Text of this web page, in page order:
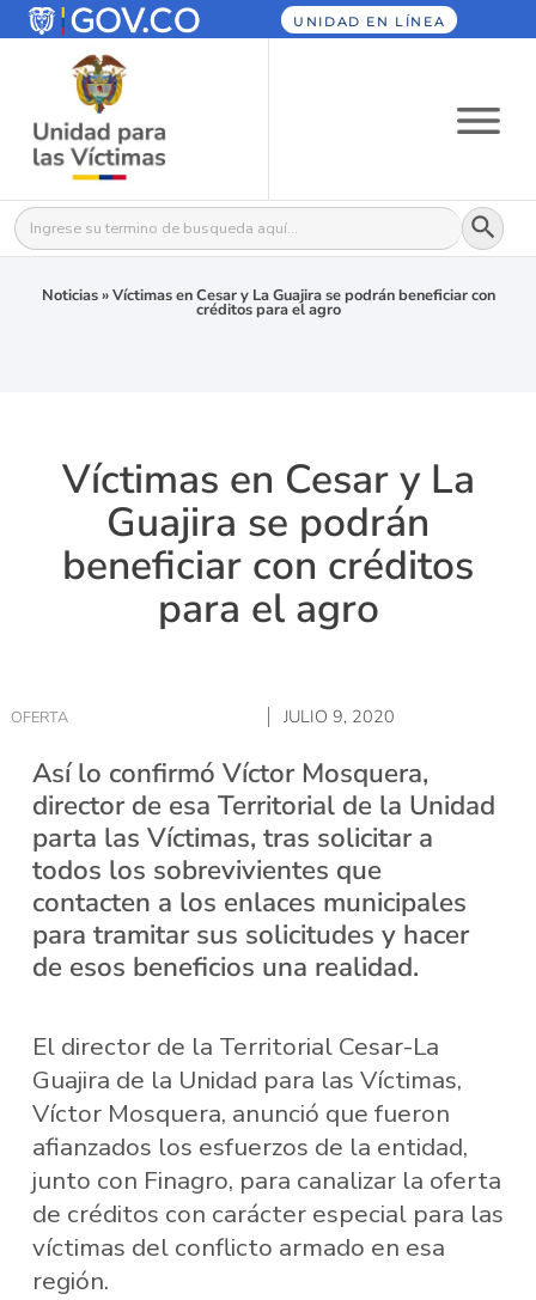
UNIDAD EN LÍNEA
Buscar: Botón
Noticias»Víctimas en Cesar y La Guajira se podrán beneficiar con
créditos para el agro
Víctimas en Cesar y La
Guajira se podrán
beneficiar con créditos
para el agro
OFERTA JULIO 9, 2020
Así lo confirmó Víctor Mosquera,
director de esa Territorial de la Unidad
parta las Víctimas, tras solicitar a
todos los sobrevivientes que
contacten a los enlaces municipales
para tramitar sus solicitudes y hacer
de esos beneficios una realidad.
El director de la Territorial Cesar-La
Guajira de la Unidad para las Víctimas,
Víctor Mosquera, anunció que fueron
afianzados los esfuerzos de la entidad,
junto con Finagro, para canalizar la oferta
de créditos con carácter especial para las
víctimas del conflicto armado en esa
región.